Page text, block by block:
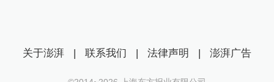
关于澎湃 | 联系我们 | 法律声明 | 澎湃广告